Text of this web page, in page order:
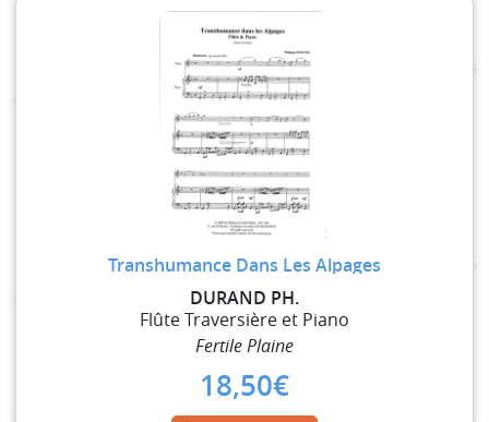
Transhumance Dans Les Alpages
DURAND PH.
Flûte Traversière et Piano
Fertile Plaine
18,50€